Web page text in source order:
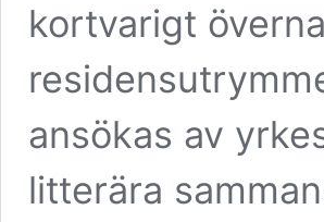
kortvarigt
ansökas av
litterära